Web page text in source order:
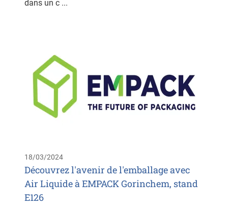
dans un c ...
18/03/2024
Découvrez l'avenir de l'emballage avec
Air Liquide à EMPACK Gorinchem, stand
E126